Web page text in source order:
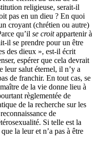
religieuse, serait-il
pas en un dieu ? En quoi
croyant (chrétien ou autre)
qu’il se croitappartenir à
il se prendre pour un être
des dieux », est-il écrit
espérer que cela devrait
leur salut éternel, il n’y a
de franchir. En tout cas, se
de la vie donne lieu à
règlementée de
de la recherche sur les
de
Si telle est la
la leur et n’a pas à être